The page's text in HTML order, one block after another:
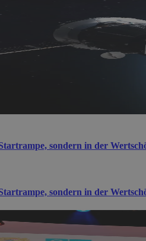
sondern in der
sondern in der